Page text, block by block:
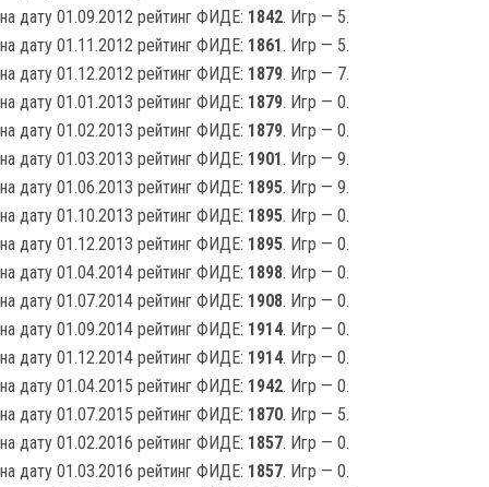
на дату 01.09.2012 рейтинг ФИДЕ: 1842. Игр — 5.
на дату 01.11.2012 рейтинг ФИДЕ: 1861. Игр — 5.
на дату 01.12.2012 рейтинг ФИДЕ: 1879. Игр — 7.
на дату 01.01.2013 рейтинг ФИДЕ: 1879. Игр — 0.
на дату 01.02.2013 рейтинг ФИДЕ: 1879. Игр — 0.
на дату 01.03.2013 рейтинг ФИДЕ: 1901. Игр — 9.
на дату 01.06.2013 рейтинг ФИДЕ: 1895. Игр — 9.
на дату 01.10.2013 рейтинг ФИДЕ: 1895. Игр — 0.
на дату 01.12.2013 рейтинг ФИДЕ: 1895. Игр — 0.
на дату 01.04.2014 рейтинг ФИДЕ: 1898. Игр — 0.
на дату 01.07.2014 рейтинг ФИДЕ: 1908. Игр — 0.
на дату 01.09.2014 рейтинг ФИДЕ: 1914. Игр — 0.
на дату 01.12.2014 рейтинг ФИДЕ: 1914. Игр — 0.
на дату 01.04.2015 рейтинг ФИДЕ: 1942. Игр — 0.
на дату 01.07.2015 рейтинг ФИДЕ: 1870. Игр — 5.
на дату 01.02.2016 рейтинг ФИДЕ: 1857. Игр — 0.
на дату 01.03.2016 рейтинг ФИДЕ: 1857. Игр — 0.